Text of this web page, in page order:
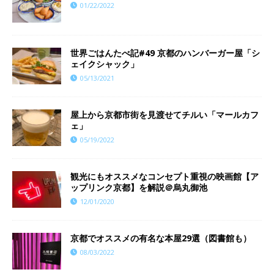
01/22/2022
世界ごはんたべ記#49 京都のハンバーガー屋「シ
ェイクシャック」
05/13/2021
屋上から京都市街を見渡せてチルい「マールカフ
ェ」
05/19/2022
観光にもオススメなコンセプト重視の映画館【ア
ップリンク京都】を解説＠烏丸御池
12/01/2020
京都でオススメの有名な本屋29選（図書館も）
08/03/2022